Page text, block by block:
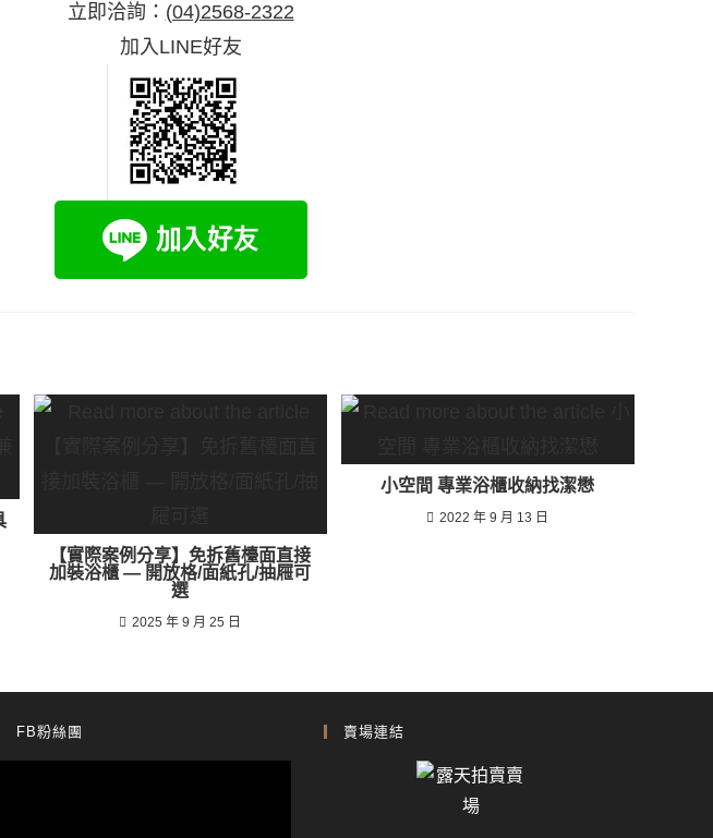
立即洽詢： (04)2568-2322
加入LINE好友
【實際案例分享】免拆舊檯面直接
加裝浴櫃 — 開放格/面紙孔/抽屜可
選
2025 年 9 月 25 日
小空間 專業浴櫃收納找潔懋
2022 年 9 月 13 日
FB粉絲團 賣場連結